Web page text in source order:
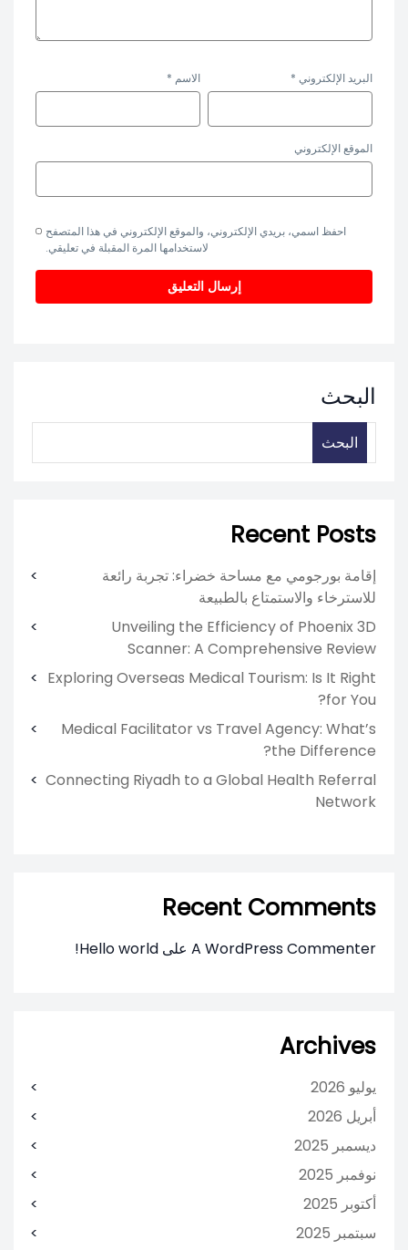
الاسم * البريد الإلكتروني *
الموقع الإلكتروني
احفظ اسمي، بريدي الإلكتروني، والموقع الإلكتروني في هذا المتصفح
لاستخدامها المرة المقبلة في تعليقي.
البحث
البحث
Recent Posts
إقامة بورجومي مع مساحة خضراء: تجربة رائعة
للاسترخاء والاستمتاع بالطبيعة
Unveiling the Efficiency of Phoenix 3D
Scanner: A Comprehensive Review
Exploring Overseas Medical Tourism: Is It Right
for You?
Medical Facilitator vs Travel Agency: What’s
the Difference?
Connecting Riyadh to a Global Health Referral
Network
Recent Comments
A WordPress Commenter على Hello world!
Archives
يوليو 2026
أبريل 2026
ديسمبر 2025
نوفمبر 2025
أكتوبر 2025
سبتمبر 2025